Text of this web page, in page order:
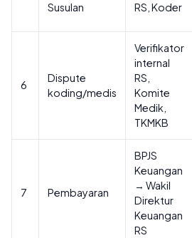
Susulan
RS, Koder
6
Dispute
koding/medis
Verifikator
internal
RS,
Komite
Medik,
TKMKB
7 Pembayaran
BPJS
Keuangan
→ Wakil
Direktur
Keuangan
RS